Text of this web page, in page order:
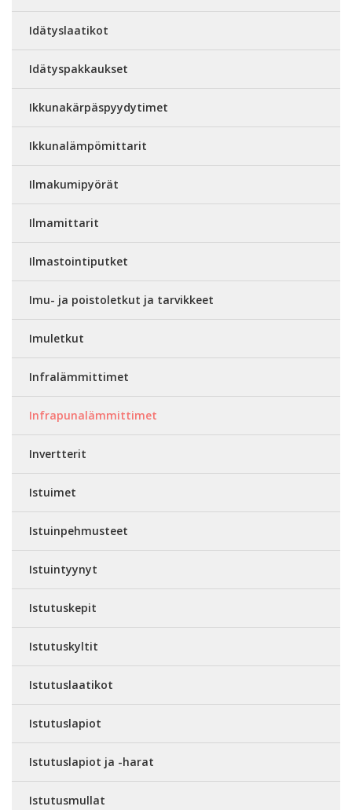
Idätyslaatikot
Idätyspakkaukset
Ikkunakärpäspyydytimet
Ikkunalämpömittarit
Ilmakumipyörät
Ilmamittarit
Ilmastointiputket
Imu- ja poistoletkut ja tarvikkeet
Imuletkut
Infralämmittimet
Infrapunalämmittimet
Invertterit
Istuimet
Istuinpehmusteet
Istuintyynyt
Istutuskepit
Istutuskyltit
Istutuslaatikot
Istutuslapiot
Istutuslapiot ja -harat
Istutusmullat